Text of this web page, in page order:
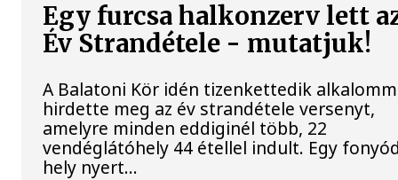
Egy furcsa halkonzerv lett
Év Strandétele - mutatjuk!
A Balatoni Kör idén tizenkettedik
hirdette meg az év strandétele versenyt,
amelyre minden eddiginél több, 22
vendéglátóhely 44 étellel indult. Egy
hely nyert...